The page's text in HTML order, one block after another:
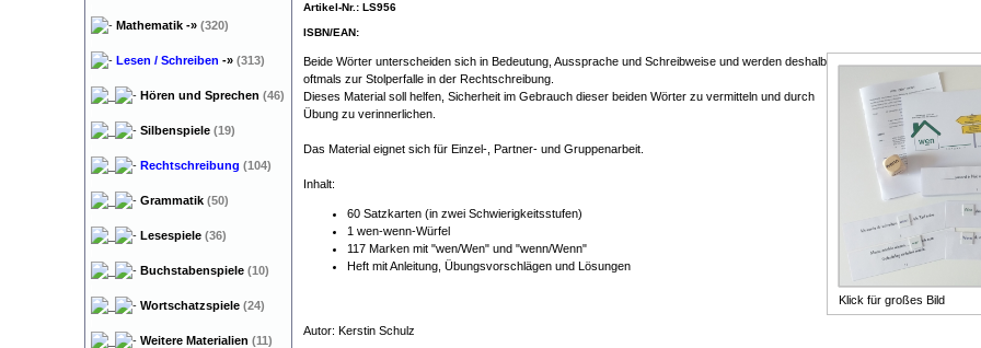
Artikel-Nr.: LS956
ISBN/EAN:
Klick für großes Bild
Beide Wörter unterscheiden sich in Bedeutung, Aussprache und Schreibweise und werden deshalb
oftmals zur Stolperfalle in der Rechtschreibung.
Dieses Material soll helfen, Sicherheit im Gebrauch dieser beiden Wörter zu vermitteln und durch
Übung zu verinnerlichen.
Das Material eignet sich für Einzel-, Partner- und Gruppenarbeit.
Inhalt:
60 Satzkarten (in zwei Schwierigkeitsstufen)
1 wen-wenn-Würfel
117 Marken mit "wen/Wen" und "wenn/Wenn"
Heft mit Anleitung, Übungsvorschlägen und Lösungen
Autor: Kerstin Schulz
Mathematik -» (320)
Lesen / Schreiben -» (313)
Hören und Sprechen (46)
Silbenspiele (19)
Rechtschreibung (104)
Grammatik (50)
Lesespiele (36)
Buchstabenspiele (10)
Wortschatzspiele (24)
Weitere Materialien (11)